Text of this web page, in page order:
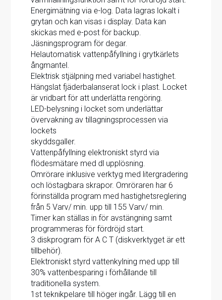
Energimätning via e-log. Data lagras lokalt i
grytan och kan visas i display. Data kan
skickas med e-post för backup.
Jäsningsprogram för degar.
Helautomatisk vattenpåfyllning i grytkärlets
ångmantel.
Elektrisk stjälpning med variabel hastighet.
Hängslat fjäderbalanserat lock i plast. Locket
är vridbart för att underlätta rengöring.
LED-belysning i locket som underlättar
övervakning av tillagningsprocessen via
lockets
skyddsgaller.
Vattenpåfyllning elektroniskt styrd via
flödesmätare med dl upplösning.
Omrörare inklusive verktyg med litergradering
och löstagbara skrapor. Omröraren har 6
förinställda program med hastighetsreglering
från 5 Varv/ min. upp till 155 Varv/ min.
Timer kan ställas in för avstängning samt
programmeras för fördröjd start.
3 diskprogram för A C T (diskverktyget är ett
tillbehör).
Elektroniskt styrd vattenkylning med upp till
30% vattenbesparing i förhållande till
traditionella system.
1st teknikpelare till höger ingår. Lägg till en